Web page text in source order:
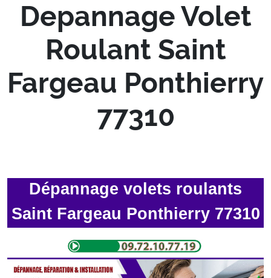
Depannage Volet
Roulant Saint
Fargeau Ponthierry
77310
Dépannage volets roulants
Saint Fargeau Ponthierry 77310